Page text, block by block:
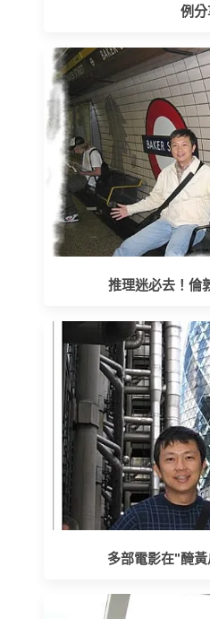
例分
推理迷必去！倫
多部電影在"醃